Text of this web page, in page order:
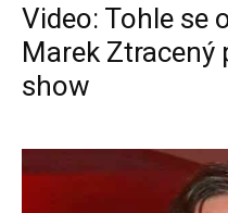
Video: Tohle se
Marek Ztracený
show